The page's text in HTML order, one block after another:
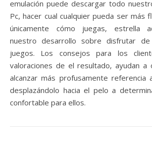
emulación puede descargar todo
Pc, hacer cual cualquier pueda ser más
únicamente cómo juegas, estrella
nuestro desarrollo sobre disfrutar
juegos. Los consejos para los
valoraciones de el resultado, ayudan a
alcanzar más profusamente referencia
desplazándolo hacia el pelo a
confortable para ellos.